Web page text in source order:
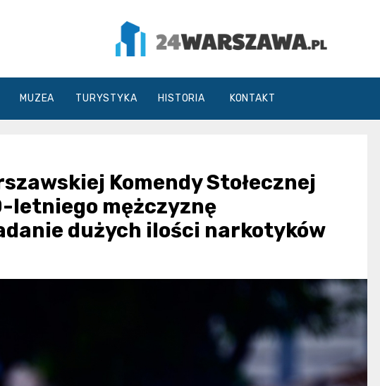
24Warszawa.pl
MUZEA TURYSTYKA HISTORIA KONTAKT
Komendy Stołecznej
mężczyznę
dużych ilości narkotyków